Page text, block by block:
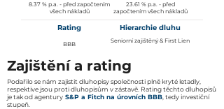
8.37 % p.a. - před započtením
všech nákladů
23.61 % p.a. - před
započtením všech nákladů
Rating
BBB
Hierarchie dluhu
Seniorní zajištěný & First Lien
Zajištění a rating
Podařilo se nám zajistit dluhopisy společnosti plně kryté letadly,
respektive jsou proti dluhopisům v zástavě. Rating těchto dluhopisů
je tak od agentury S&P a Fitch na úrovních BBB , tedy investiční
stupeň.